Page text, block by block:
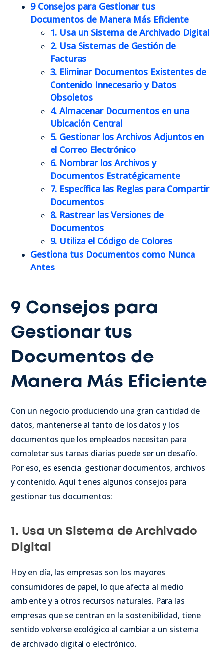
9 Consejos para Gestionar tus
Documentos de Manera Más Eficiente
1. Usa un Sistema de Archivado Digital
2. Usa Sistemas de Gestión de
Facturas
3. Eliminar Documentos Existentes de
Contenido Innecesario y Datos
Obsoletos
4. Almacenar Documentos en una
Ubicación Central
5. Gestionar los Archivos Adjuntos en
el Correo Electrónico
6. Nombrar los Archivos y
Documentos Estratégicamente
7. Específica las Reglas para Compartir
Documentos
8. Rastrear las Versiones de
Documentos
9. Utiliza el Código de Colores
Gestiona tus Documentos como Nunca
Antes
9 Consejos para
Gestionar tus
Documentos de
Manera Más Eficiente
Con un negocio produciendo una gran cantidad de
datos, mantenerse al tanto de los datos y los
documentos que los empleados necesitan para
completar sus tareas diarias puede ser un desafío.
Por eso, es esencial gestionar documentos, archivos
y contenido. Aquí tienes algunos consejos para
gestionar tus documentos:
1. Usa un Sistema de Archivado
Digital
Hoy en día, las empresas son los mayores
consumidores de papel, lo que afecta al medio
ambiente y a otros recursos naturales. Para las
empresas que se centran en la sostenibilidad, tiene
sentido volverse ecológico al cambiar a un sistema
de archivado digital o electrónico.